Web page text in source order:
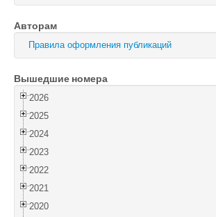
Поиск
Авторам
Правила оформления публикаций
Вышедшие номера
2026
2025
2024
2023
2022
2021
2020